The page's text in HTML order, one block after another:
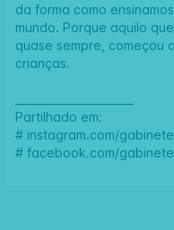
da forma como
mundo. Porque aquilo
quase sempre, começou
crianças.
Partilhado em:
# instagram.com/
# facebook.com/